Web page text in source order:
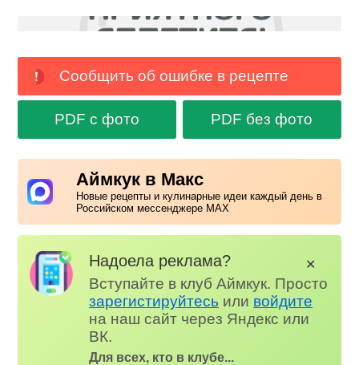
Сообщить об ошибке в рецепте
PDF с фото PDF без фото
Аймкук в Макс
Новые рецепты и кулинарные идеи каждый день в
Российском мессенджере MAX
Надоела реклама?
Вступайте в клуб Аймкук. Просто
зарегистируйтесь или войдите
на наш сайт через Яндекс или
ВК.
Для всех, кто в клубе...
✕